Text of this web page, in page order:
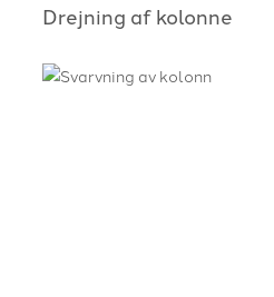
Drejning af kolonne